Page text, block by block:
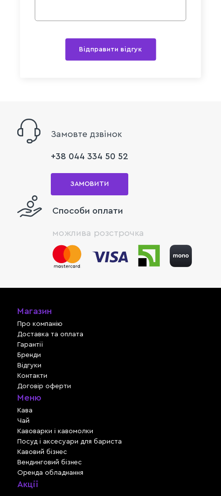
Відправити відгук
Замовте дзвінок
+38 044 334 50 52
ЗАМОВИТИ
Способи оплати
можлива розстрочка
Магазин
Про компанію
Доставка та оплата
Гарантії
Бренди
Відгуки
Контакти
Договір оферти
Меню
Кава
Чай
Кавоварки і кавомолки
Посуд і аксесуари для бариста
Кавовий бізнес
Вендинговий бізнес
Оренда обладнання
Акції